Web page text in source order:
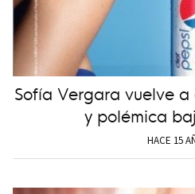
Sofía Vergara vuelve
y polémica
HACE 15